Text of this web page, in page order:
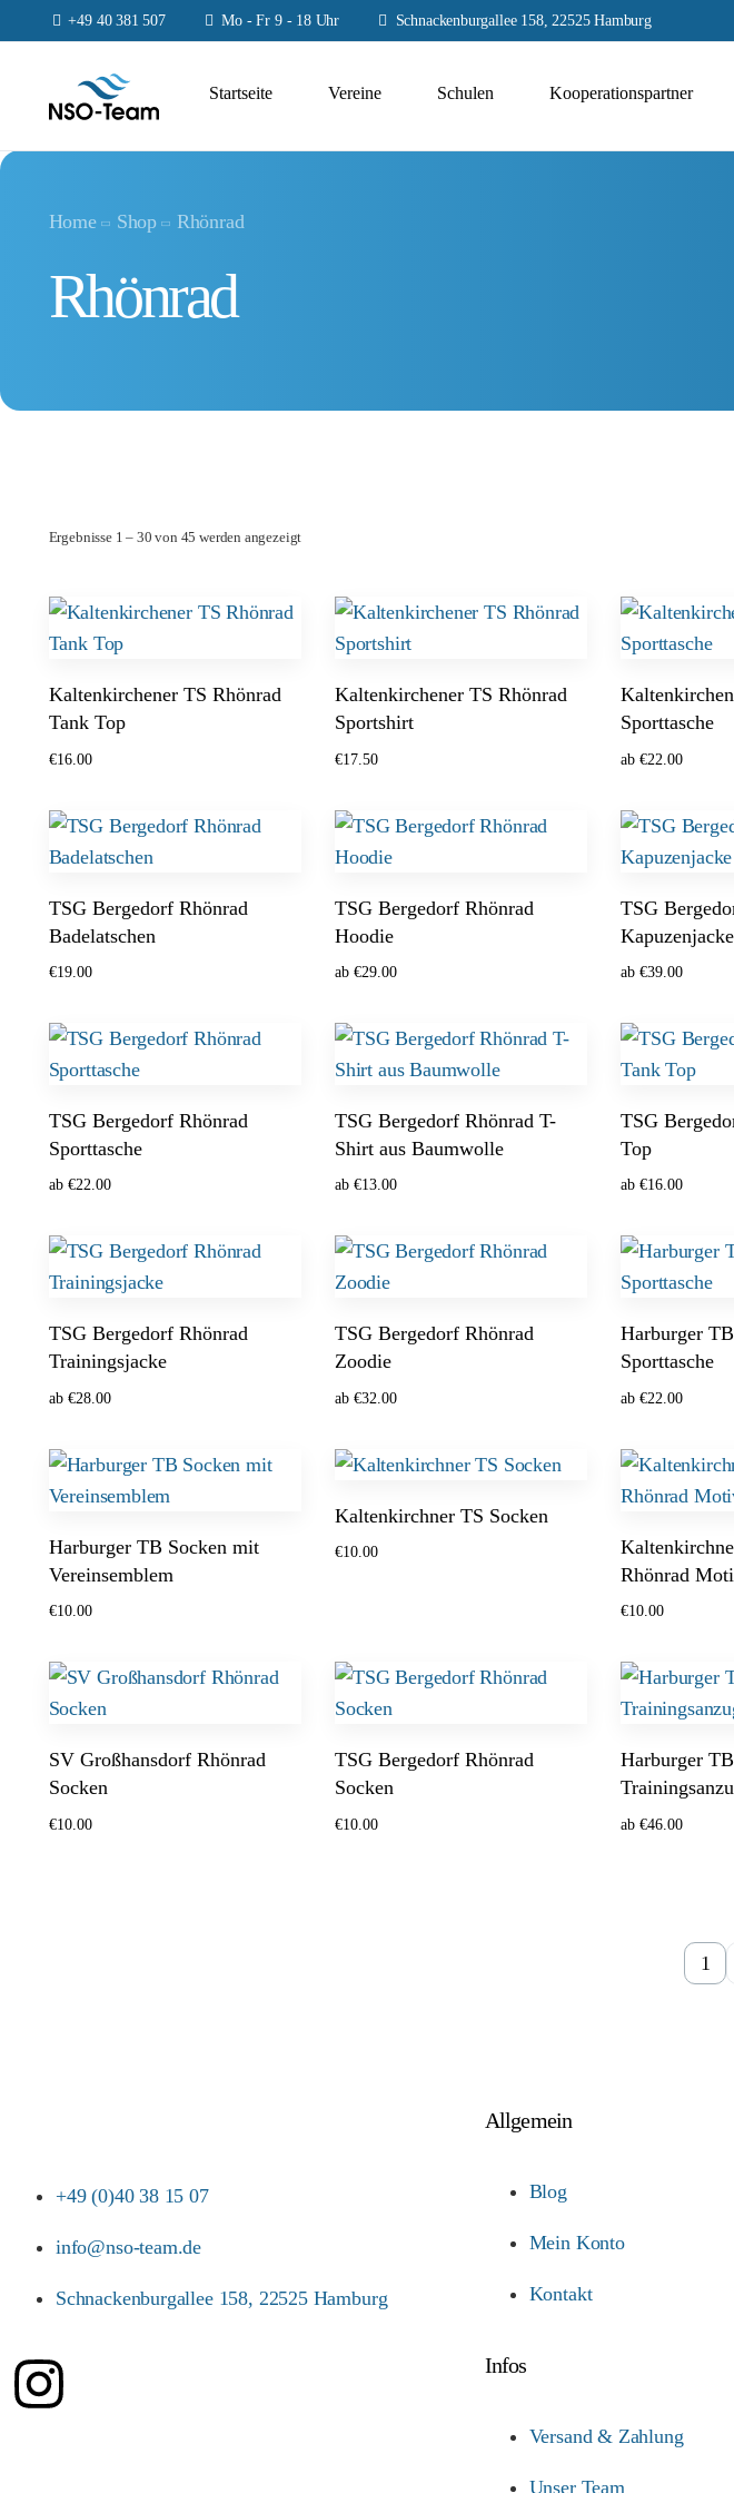
+49 40 381 507 Mo - Fr 9 - 18 Uhr Schnackenburgallee 158, 22525 Hamburg
Startseite Vereine Schulen Kooperationspartner
Home Shop Rhönrad
Rhönrad
Ergebnisse 1 – 30 von 45 werden angezeigt
Kaltenkirchener TS Rhönrad
Tank Top
€16.00
Kaltenkirchener TS Rhönrad
Sportshirt
€17.50
Sporttasche
ab€22.00
TSG Bergedorf Rhönrad
Badelatschen
€19.00
TSG Bergedorf Rhönrad
Hoodie
ab €29.00
TSG
Kapuzenjacke
ab€39.00
TSG Bergedorf Rhönrad
Sporttasche
ab €22.00
TSG Bergedorf Rhönrad T-
Shirt aus Baumwolle
ab €13.00
TSG
Top
ab€16.00
TSG Bergedorf Rhönrad
Trainingsjacke
ab €28.00
TSG Bergedorf Rhönrad
Zoodie
ab €32.00
Harburger
Sporttasche
ab€22.00
Harburger TB Socken mit
Vereinsemblem
€10.00
Kaltenkirchner TS Socken
€10.00
Rhönrad
€10.00
SV Großhansdorf Rhönrad
Socken
€10.00
TSG Bergedorf Rhönrad
Socken
€10.00
Harburger
ab€46.00
1
+49 (0)40 38 15 07
info@nso-team.de
Schnackenburgallee 158, 22525 Hamburg
Allgemein
Blog
Mein Konto
Kontakt
Infos
Versand & Zahlung
Unser Team